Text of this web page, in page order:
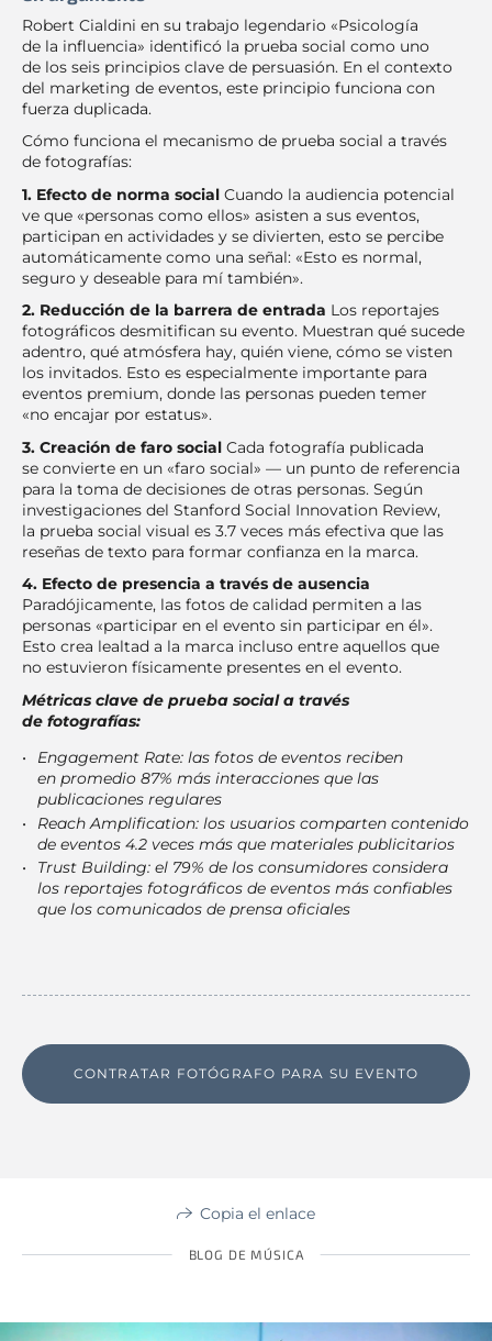
Robert Cialdini en su trabajo legendario «Psicología
de la influencia» identificó la prueba social como uno
de los seis principios clave de persuasión. En el contexto
del marketing de eventos, este principio funciona con
fuerza duplicada.
Cómo funciona el mecanismo de prueba social a través
de fotografías:
1. Efecto de norma social Cuando la audiencia potencial
ve que «personas como ellos» asisten a sus eventos,
participan en actividades y se divierten, esto se percibe
automáticamente como una señal: «Esto es normal,
seguro y deseable para mí también».
2. Reducción de la barrera de entrada Los reportajes
fotográficos desmitifican su evento. Muestran qué sucede
adentro, qué atmósfera hay, quién viene, cómo se visten
los invitados. Esto es especialmente importante para
eventos premium, donde las personas pueden temer
«no encajar por estatus».
3. Creación de faro social Cada fotografía publicada
se convierte en un «faro social» — un punto de referencia
para la toma de decisiones de otras personas. Según
investigaciones del Stanford Social Innovation Review,
la prueba social visual es 3.7 veces más efectiva que las
reseñas de texto para formar confianza en la marca.
4. Efecto de presencia a través de ausencia
Paradójicamente, las fotos de calidad permiten a las
personas «participar en el evento sin participar en él».
Esto crea lealtad a la marca incluso entre aquellos que
no estuvieron físicamente presentes en el evento.
Métricas clave de prueba social a través
de fotografías:
Engagement Rate: las fotos de eventos reciben
en promedio 87% más interacciones que las
publicaciones regulares
Reach Amplification: los usuarios comparten contenido
de eventos 4.2 veces más que materiales publicitarios
Trust Building: el 79% de los consumidores considera
los reportajes fotográficos de eventos más confiables
que los comunicados de prensa oficiales
CONTRATAR FOTÓGRAFO PARA SU EVENTO
Copia el enlace
BLOG DE MÚSICA